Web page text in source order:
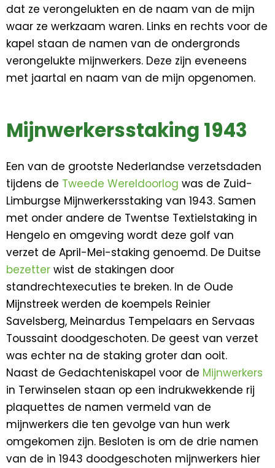
dat ze verongelukten en de naam van de mijn
waar ze werkzaam waren. Links en rechts voor de
kapel staan de namen van de ondergronds
verongelukte mijnwerkers. Deze zijn eveneens
met jaartal en naam van de mijn opgenomen.
Mijnwerkersstaking 1943
Een van de grootste Nederlandse verzetsdaden
tijdens de Tweede Wereldoorlog was de Zuid-
Limburgse Mijnwerkersstaking van 1943. Samen
met onder andere de Twentse Textielstaking in
Hengelo en omgeving wordt deze golf van
verzet de April-Mei-staking genoemd. De Duitse
bezetter wist de stakingen door
standrechtexecuties te breken. In de Oude
Mijnstreek werden de koempels Reinier
Savelsberg, Meinardus Tempelaars en Servaas
Toussaint doodgeschoten. De geest van verzet
was echter na de staking groter dan ooit.
Naast de Gedachteniskapel voor de Mijnwerkers
in Terwinselen staan op een indrukwekkende rij
plaquettes de namen vermeld van de
mijnwerkers die ten gevolge van hun werk
omgekomen zijn. Besloten is om de drie namen
van de in 1943 doodgeschoten mijnwerkers hier